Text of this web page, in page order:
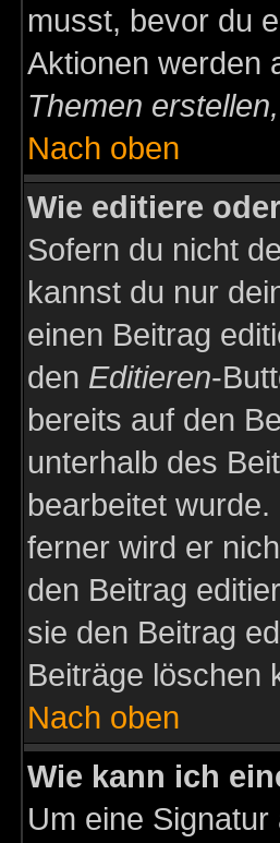
musst, bevor du
Aktionen werden
Themen
Nach oben
Wie editiere
Sofern du nicht
kannst du nur
einen Beitrag
den Editieren-
bereits auf den
unterhalb des
bearbeitet
ferner wird er
den Beitrag
sie den Beitrag
Beiträge löschen
Nach oben
Wie kann ich
Um eine